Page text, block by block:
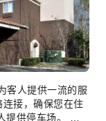
客人提供一流的服
接，确保您在住
供停车场。 住